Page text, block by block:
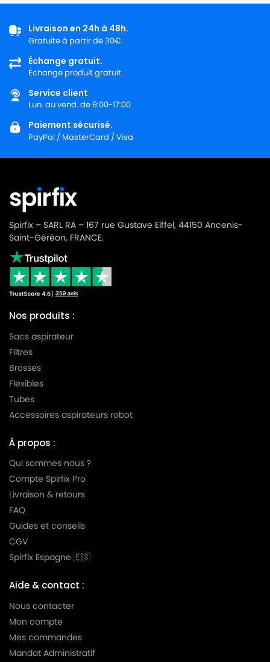
Livraison en 24h à 48h.
Gratuite à partir de 30€.
Échange gratuit.
Échange produit gratuit.
Service client
Lun. au vend. de 9:00-17:00
Paiement sécurisé.
PayPal / MasterCard / Visa
Spirfix – SARL RA – 167 rue Gustave Eiffel, 44150 Ancenis-
Saint-Géréon, FRANCE.
Nos produits :
Sacs aspirateur
Filtres
Brosses
Flexibles
Tubes
Accessoires aspirateurs robot
À propos :
Qui sommes nous ?
Compte Spirfix Pro
Livraison & retours
FAQ
Guides et conseils
CGV
Spirfix Espagne 🇪🇸
Aide & contact :
Nous contacter
Mon compte
Mes commandes
Mandat Administratif